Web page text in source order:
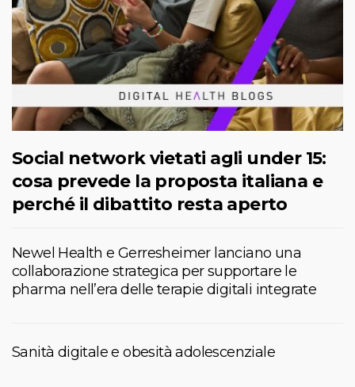
Social network vietati agli under 15:
cosa prevede la proposta italiana e
perché il dibattito resta aperto
Newel Health e Gerresheimer lanciano una
collaborazione strategica per supportare le
pharma nell’era delle terapie digitali integrate
Sanità digitale e obesità adolescenziale